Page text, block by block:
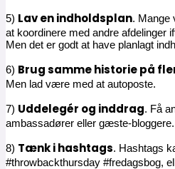
5) Lav en indholdsplan. Mange
at koordinere med andre afdelinger
Men det er godt at have planlagt
6) Brug samme historie på
Men lad være med at autoposte.
7) Uddelegér og inddrag. Få
ambassadører eller gæste-
8) Tænk i hashtags. Hashtags
#throwbackthursday #fredagsbog,